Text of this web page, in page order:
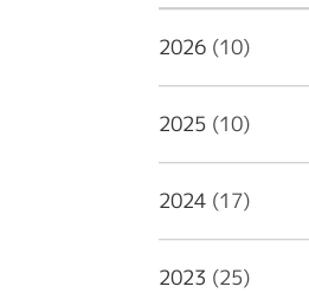
2026(10)
2025(10)
2024(17)
2023 (25)